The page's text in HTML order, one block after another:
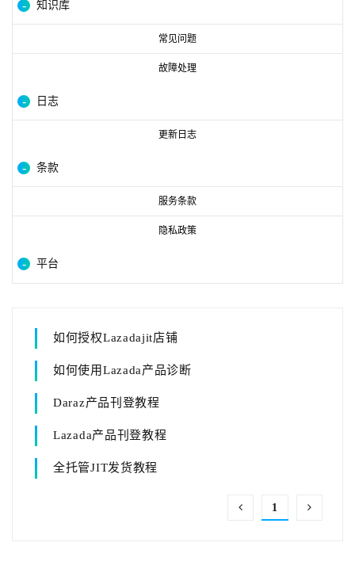
知识库
常见问题
故障处理
日志
更新日志
条款
服务条款
隐私政策
平台
如何授权Lazadajit店铺
如何使用Lazada产品诊断
Daraz产品刊登教程
Lazada产品刊登教程
全托管JIT发货教程
1